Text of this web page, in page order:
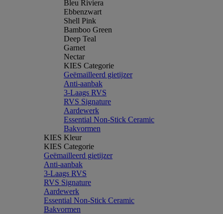
Bleu Riviera
Ebbenzwart
Shell Pink
Bamboo Green
Deep Teal
Garnet
Nectar
KIES Categorie
Geëmailleerd gietijzer
Anti-aanbak
3-Laags RVS
RVS Signature
Aardewerk
Essential Non-Stick Ceramic
Bakvormen
KIES Kleur
KIES Categorie
Geëmailleerd gietijzer
Anti-aanbak
3-Laags RVS
RVS Signature
Aardewerk
Essential Non-Stick Ceramic
Bakvormen